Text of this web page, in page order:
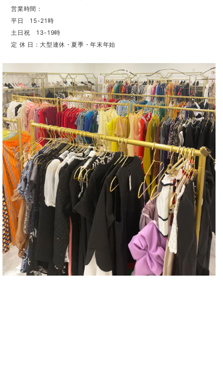
営業時間：
平日 15-21時
土日祝 13-19時
定 休 日：大型連休・夏季・年末年始